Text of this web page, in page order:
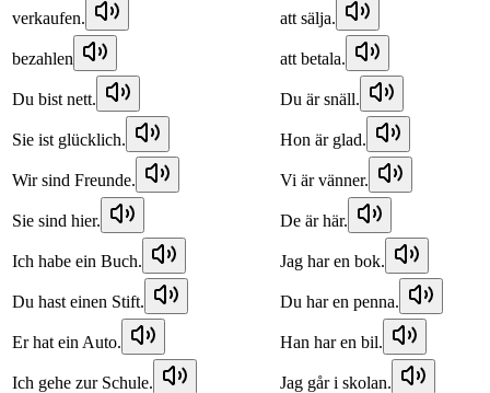
verkaufen. att sälja.
bezahlen att betala.
Du bist nett. Du är snäll.
Sie ist glücklich. Hon är glad.
Wir sind Freunde. Vi är vänner.
Sie sind hier. De är här.
Ich habe ein Buch. Jag har en bok.
Du hast einen Stift. Du har en penna.
Er hat ein Auto. Han har en bil.
Ich gehe zur Schule. Jag går i skolan.